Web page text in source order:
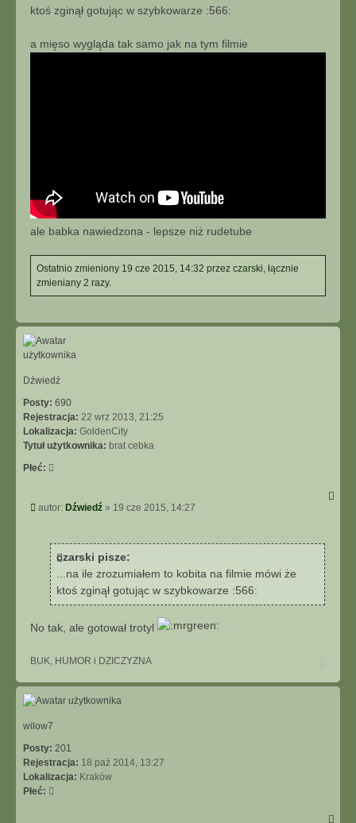
ktoś zginął gotując w szybkowarze :566:
a mięso wygląda tak samo jak na tym filmie
ale babka nawiedzona - lepsze niż rudetube
Ostatnio zmieniony 19 cze 2015, 14:32 przez czarski, łącznie
zmieniany 2 razy.
N
g
Dźwiedź
Posty: 690
Rejestracja: 22 wrz 2013, 21:25
Lokalizacja: GoldenCity
Tytuł użytkownika: brat cebka
Płeć:
Pautor: Dźwiedź » 19 cze 2015, 14:27
czarski pisze:
...na ile zrozumiałem to kobita na filmie mówi że
ktoś zginął gotując w szybkowarze :566:
No tak, ale gotował trotyl
BUK, HUMOR i DZICZYZNA
g
wilow7
Posty: 201
Rejestracja: 18 paź 2014, 13:27
Lokalizacja: Kraków
Płeć: